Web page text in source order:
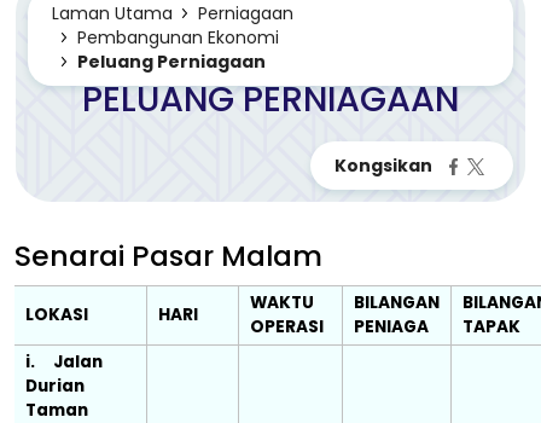
Laman Utama
Perniagaan
Pembangunan Ekonomi
Peluang Perniagaan
PELUANG PERNIAGAAN
Senarai Pasar Malam
LOKASI HARI
WAKTU
OPERASI
BILANGAN
PENIAGA
TAPAK
i. Jalan
Durian
Taman